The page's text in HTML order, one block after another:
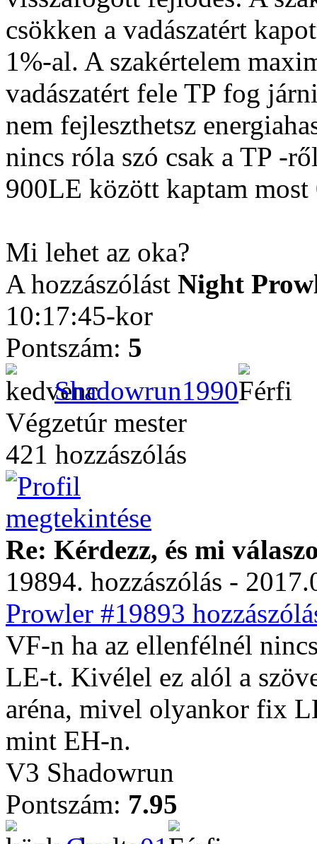
csökken a vadászatért
1%-al. A szakértelem
vadászatért fele TP fog
nem fejleszthetsz
nincs róla szó csak a TP -
900LE között kaptam most
Mi lehet az oka?
A hozzászólást Night
10:17:45-kor
Pontszám: 5
Shadowrun1990
Végzetúr mester
421 hozzászólás
Re: Kérdezz, és mi
19894. hozzászólás -
Prowler #19893
VF-n ha az ellenfélnél
LE-t. Kivélel ez alól a
aréna, mivel olyankor fix
mint EH-n.
V3 Shadowrun
Pontszám: 7.95